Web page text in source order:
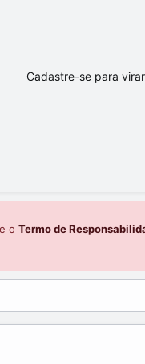
Cadastre-se para
e o Termo de